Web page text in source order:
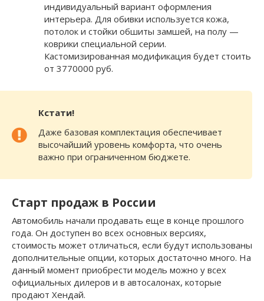
индивидуальный вариант оформления
интерьера. Для обивки используется кожа,
потолок и стойки обшиты замшей, на полу —
коврики специальной серии.
Кастомизированная модификация будет стоить
от 3770000 руб.
Кстати!
Даже базовая комплектация обеспечивает
высочайший уровень комфорта, что очень
важно при ограниченном бюджете.
Старт продаж в России
Автомобиль начали продавать еще в конце прошлого
года. Он доступен во всех основных версиях,
стоимость может отличаться, если будут использованы
дополнительные опции, которых достаточно много. На
данный момент приобрести модель можно у всех
официальных дилеров и в автосалонах, которые
продают Хендай.